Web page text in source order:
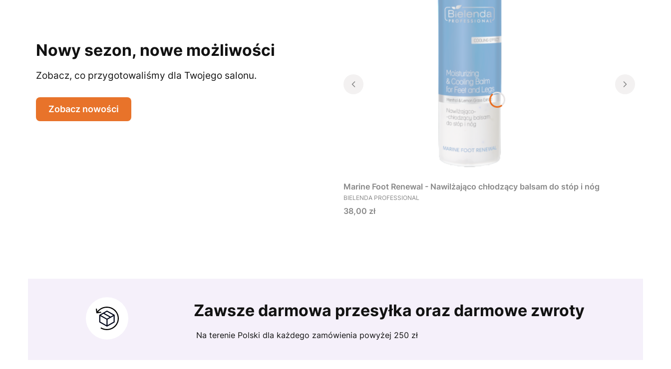
Nowy sezon, nowe możliwości
Zobacz, co przygotowaliśmy dla Twojego salonu.
Zobacz nowości
Marine Foot Renewal - Nawilżająco chłodzący balsam do stóp i nóg
PRODUCENT
BIELENDA PROFESSIONAL
Cena
38,00 zł
Zawsze darmowa przesyłka oraz darmowe zwroty
Na terenie Polski dla każdego zamówienia powyżej 250 zł